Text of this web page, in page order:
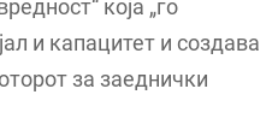
која „го
и капацитет и создава
за заеднички